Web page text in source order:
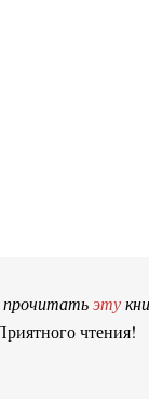
прочитатьэту
чтения!